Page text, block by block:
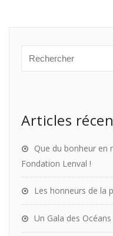
Articles
Que du bonheur en
Fondation Lenval !
Les honneurs de la
Un Gala des